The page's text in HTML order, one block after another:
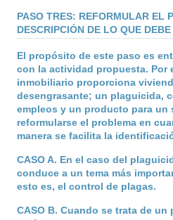
PASO TRES: REFORMULAR EL
DESCRIPCIÓN DE LO QUE
El propósito de este paso es
con la actividad propuesta. Por
inmobiliario proporciona
desengrasante; un plaguicida,
empleos y un producto para
reformularse el problema en
manera se facilita la
CASO A. En el caso del
conduce a un tema más
esto es, el control de plagas.
CASO B. Cuando se trata de un